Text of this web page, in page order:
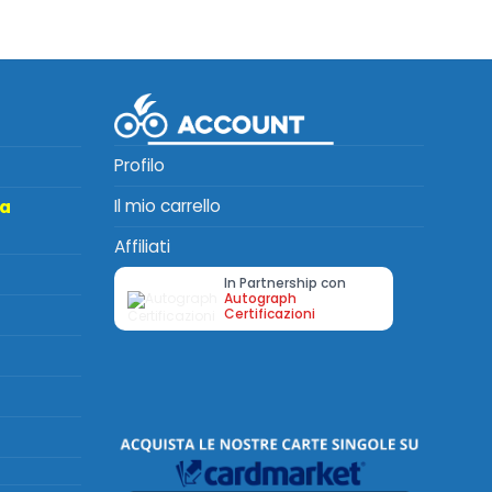
Profilo
Il mio carrello
Affiliati
In Partnership con
Autograph
Certificazioni